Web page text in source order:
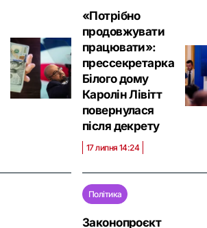
«Потрібно
продовжувати
працювати»:
прессекретарка
Білого дому
Каролін Лівітт
повернулася
після декрету
17 липня 14:24
Політика
Законопроєкт